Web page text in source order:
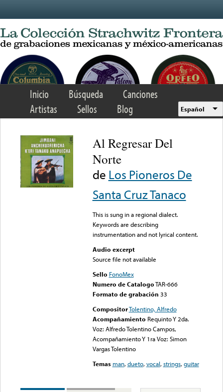
Inicio Búsqueda
Canciones
Artistas
Sellos Blog Español
Al Regresar Del
Norte
de Los Pioneros De
Santa Cruz Tanaco
This is sung in a regional dialect.
Keywords are describing
instrumentation and not lyrical content.
Audio excerpt
Source file not available
Sello FonoMex
Numero de CatalogoTAR-666
Formato de grabación 33
CompositorTolentino, Alfredo
Acompañamiento Requinto Y 2da.
Voz: Alfredo Tolentino Campos,
Acompañamiento Y 1ra Voz: Simon
Vargas Tolentino
Temas man,dueto,vocal,strings,guitar